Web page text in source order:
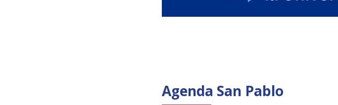
Agenda San Pablo